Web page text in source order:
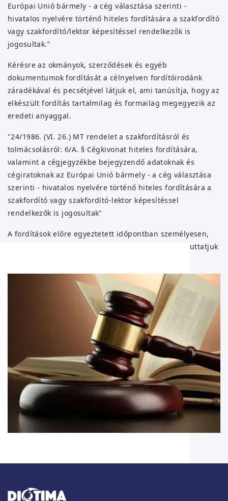
Európai Unió bármely - a cég választása szerinti -
hivatalos nyelvére történő hiteles fordítására a szakfordító
vagy szakfordító/lektor képesítéssel rendelkezők is
jogosultak.”
Kérésre az okmányok, szerződések és egyéb
dokumentumok fordítását a célnyelven fordítóirodánk
záradékával és pecsétjével látjuk el, ami tanúsítja, hogy az
elkészült fordítás tartalmilag és formailag megegyezik az
eredeti anyaggal.
"24/1986. (VI. 26.) MT rendelet a szakfordításról és
tolmácsolásról: 6/A. § Cégkivonat hiteles fordítására,
valamint a cégjegyzékbe bejegyzendő adatoknak és
cégiratoknak az Európai Unió bármely - a cég választása
szerinti - hivatalos nyelvére történő hiteles fordítására a
szakfordító vagy szakfordító-lektor képesítéssel
rendelkezők is jogosultak"
A fordítások előre egyeztetett időpontban személyesen,
vagy e-mailben szkennelve, postán, vagy futárral juttatjuk